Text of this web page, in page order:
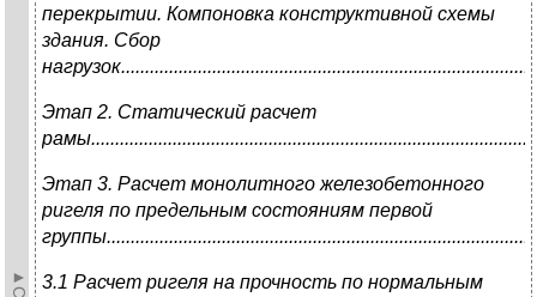
перекрытии. Компоновка конструктивной схемы
здания. Сбор
нагрузок........
Этап 2. Статический расчет
Этап 3. Расчет монолитного железобетонного
ригеля по предельным состояниям первой
3.1 Расчет ригеля на прочность по нормальным